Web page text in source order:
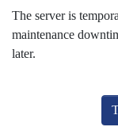
The server is
maintenance
later.